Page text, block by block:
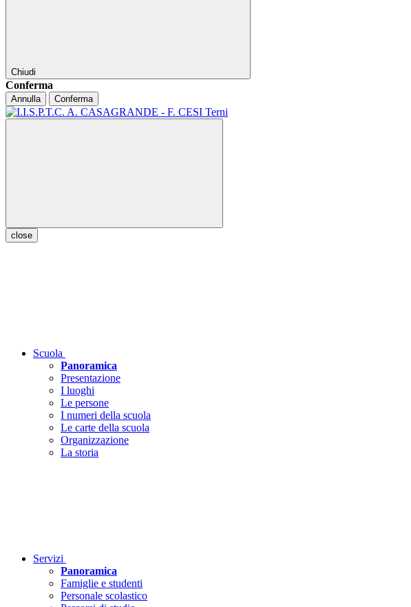
Chiudi
Conferma
Annulla Conferma
close
Scuola
Panoramica
Presentazione
I luoghi
Le persone
I numeri della scuola
Le carte della scuola
Organizzazione
La storia
Servizi
Panoramica
Famiglie e studenti
Personale scolastico